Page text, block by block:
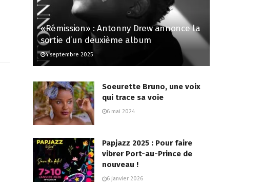
«Rémission» : Antonny Drew annonce la
sortie d’un deuxième album
4 septembre 2025
Soeurette Bruno, une voix
qui trace sa voie
6 mai 2024
Papjazz 2025 : Pour faire
vibrer Port-au-Prince de
nouveau !
6 janvier 2026